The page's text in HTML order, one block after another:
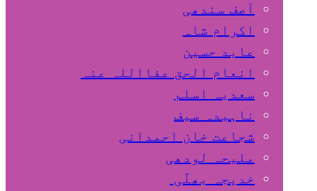
آصف سندھی
اکرام شاہ
عابد حسین
انعام الحق عفااللہ عنہ
سعدیہ اسلم
ناہیدہ سیف
شجاعت خان احمدانی
ملیحہ لودھی
خدیجہ بھلّی